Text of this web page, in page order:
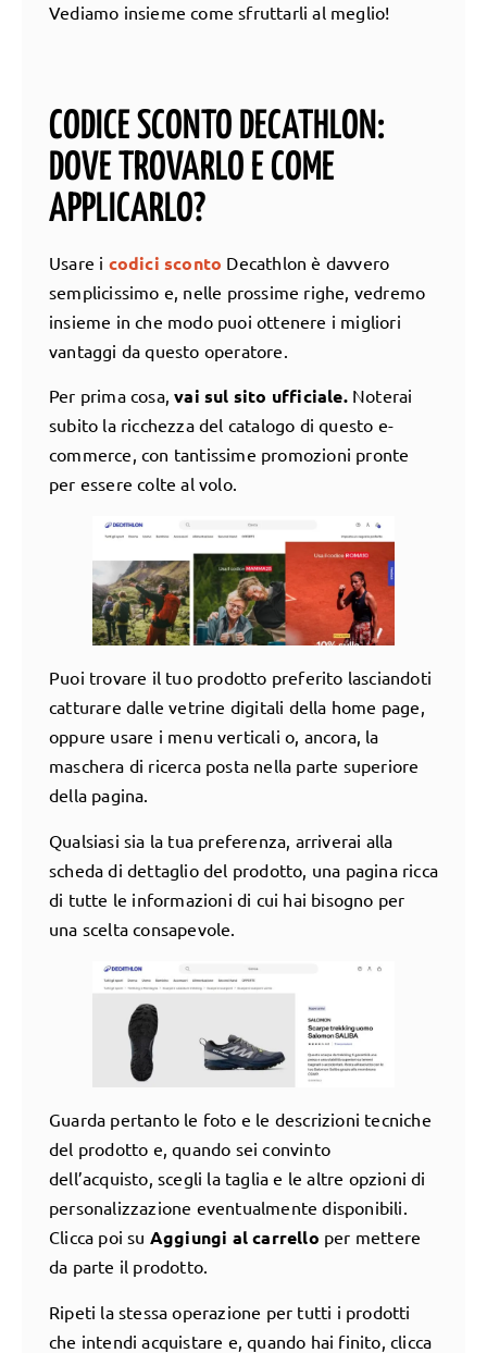
Vediamo insieme come sfruttarli al meglio!
CODICE SCONTO DECATHLON:
DOVE TROVARLO E COME
APPLICARLO?
Usare i codici sconto Decathlon è davvero
semplicissimo e, nelle prossime righe, vedremo
insieme in che modo puoi ottenere i migliori
vantaggi da questo operatore.
Per prima cosa,vai sul sito ufficiale. Noterai
subito la ricchezza del catalogo di questo e-
commerce, con tantissime promozioni pronte
per essere colte al volo.
Puoi trovare il tuo prodotto preferito lasciandoti
catturare dalle vetrine digitali della home page,
oppure usare i menu verticali o, ancora, la
maschera di ricerca posta nella parte superiore
della pagina.
Qualsiasi sia la tua preferenza, arriverai alla
scheda di dettaglio del prodotto, una pagina ricca
di tutte le informazioni di cui hai bisogno per
una scelta consapevole.
Guarda pertanto le foto e le descrizioni tecniche
del prodotto e, quando sei convinto
dell’acquisto, scegli la taglia e le altre opzioni di
personalizzazione eventualmente disponibili.
Clicca poi su Aggiungi al carrello per mettere
da parte il prodotto.
Ripeti la stessa operazione per tutti i prodotti
che intendi acquistare e, quando hai finito, clicca